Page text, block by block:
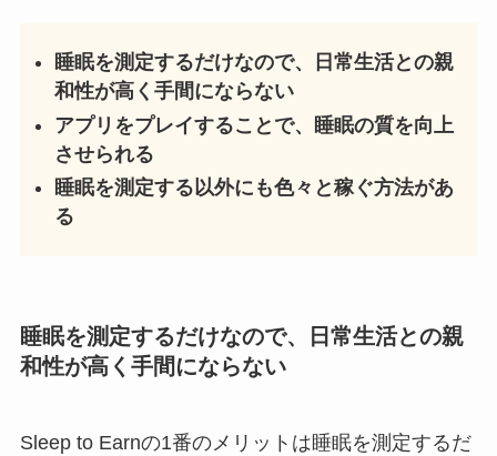
睡眠を測定するだけなので、日常生活との親
和性が高く手間にならない
アプリをプレイすることで、睡眠の質を向上
させられる
睡眠を測定する以外にも色々と稼ぐ方法があ
る
睡眠を測定するだけなので、日常生活との親
和性が高く手間にならない
Sleep to Earnの1番のメリットは睡眠を測定するだ